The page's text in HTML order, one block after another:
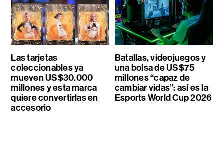
Las tarjetas
coleccionables ya
mueven US$30.000
millones y esta marca
quiere convertirlas en
accesorio
Batallas, videojuegos y
una bolsa de US$75
millones “capaz de
cambiar vidas”: así es la
Esports World Cup 2026